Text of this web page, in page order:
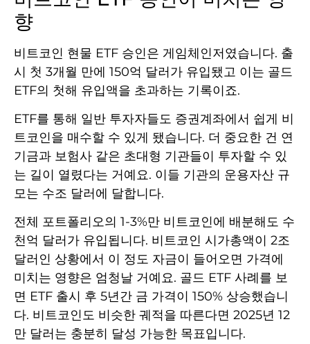
향
비트코인 현물 ETF 승인은 게임체인저였습니다. 출
시 첫 3개월 만에 150억 달러가 유입됐고 이는 골드
ETF의 첫해 유입액을 초과하는 기록이죠.
ETF를 통해 일반 투자자들도 증권계좌에서 쉽게 비
트코인을 매수할 수 있게 됐습니다. 더 중요한 건 연
기금과 보험사 같은 초대형 기관들이 투자할 수 있
는 길이 열렸다는 거예요. 이들 기관의 운용자산 규
모는 수조 달러에 달합니다.
전체 포트폴리오의 1-3%만 비트코인에 배분해도 수
천억 달러가 유입됩니다. 비트코인 시가총액이 2조
달러인 상황에서 이 정도 자금이 들어오면 가격에
미치는 영향은 엄청날 거예요. 골드 ETF 사례를 보
면 ETF 출시 후 5년간 금 가격이 150% 상승했습니
다. 비트코인도 비슷한 궤적을 따른다면 2025년 12
만 달러는 충분히 달성 가능한 목표입니다.